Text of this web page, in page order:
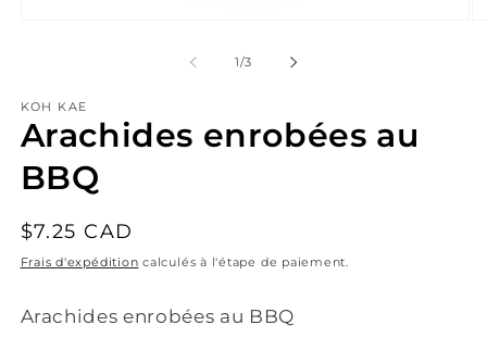
une
fenêtre
modale
1/de
3
KOH KAE
Arachides enrobées au
BBQ
Prix
habituel
$7.25 CAD
Frais d'expédition calculés à l'étape de paiement.
Arachides enrobées au BBQ